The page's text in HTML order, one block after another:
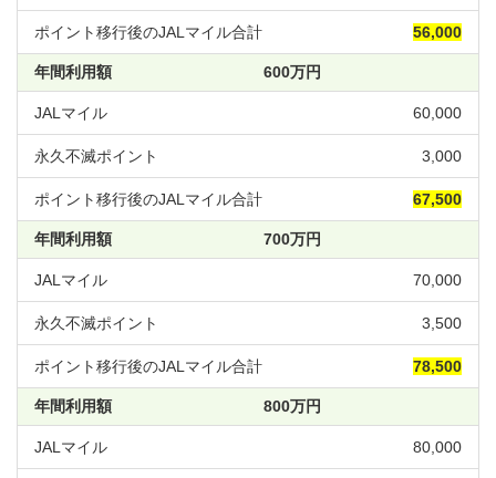
56,000
600万円
60,000
3,000
67,500
700万円
70,000
3,500
78,500
800万円
80,000